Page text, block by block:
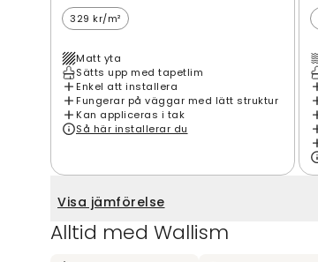
329 kr/m²
Matt yta
Sätts upp med tapetlim
Enkel att installera
Fungerar på väggar med lätt struktur
Kan appliceras i tak
Så här installerar du
Visa jämförelse
Alltid med Wallism